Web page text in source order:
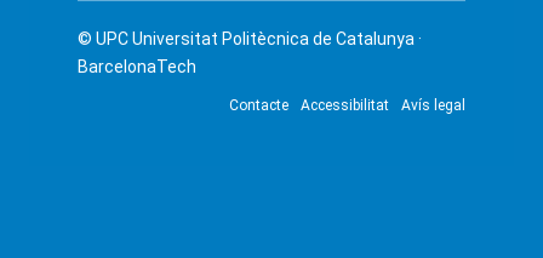
© UPCUniversitat Politècnica de Catalunya ·
BarcelonaTech
Contacte Accessibilitat Avís legal